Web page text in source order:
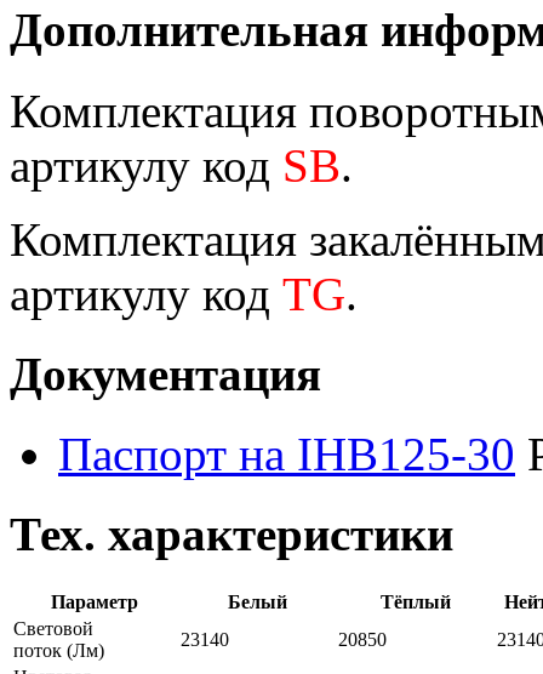
Дополнительная
Комплектация
артикулу код SB.
Комплектация
артикулу код TG.
Документация
Паспорт на IHB125-30
Тех. характеристики
Параметр Белый Тёплый
Световой
поток (Лм)
23140 20850